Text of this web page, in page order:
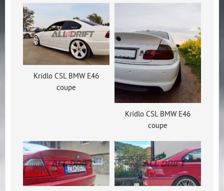
Krídlo CSL BMW E46
coupe
Krídlo CSL BMW E46
coupe